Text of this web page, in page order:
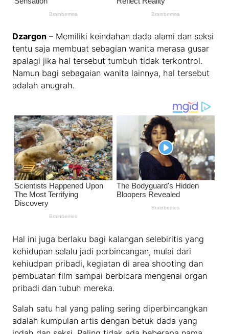
Dzargon – Memiliki keindahan dada alami dan seksi
tentu saja membuat sebagian wanita merasa gusar
apalagi jika hal tersebut tumbuh tidak terkontrol.
Namun bagi sebagaian wanita lainnya, hal tersebut
adalah anugrah.
Hal ini juga berlaku bagi kalangan selebiritis yang
kehidupan selalu jadi perbincangan, mulai dari
kehiudpan pribadi, kegiatan di area shooting dan
pembuatan film sampai berbicara mengenai organ
pribadi dan tubuh mereka.
Salah satu hal yang paling sering diperbincangkan
adalah kumpulan artis dengan betuk dada yang